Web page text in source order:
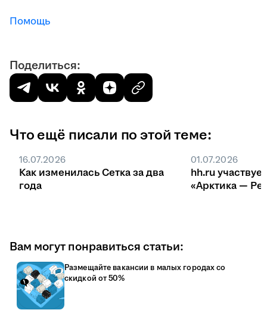
Помощь
Поделиться:
Что ещё писали по этой теме:
16.07.2026
Как изменилась Сетка за два
года
01.07.2026
hh.ru
«Арктика —
Вам могут понравиться статьи:
Размещайте вакансии в малых городах со
скидкой от 50%